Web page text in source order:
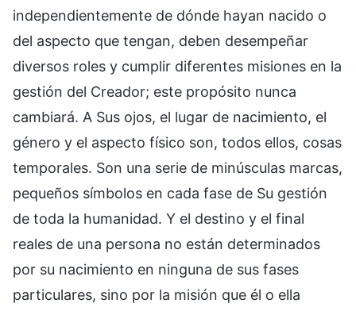
independientemente de dónde hayan nacido o
del aspecto que tengan, deben desempeñar
diversos roles y cumplir diferentes misiones en la
gestión del Creador; este propósito nunca
cambiará. A Sus ojos, el lugar de nacimiento, el
género y el aspecto físico son, todos ellos, cosas
temporales. Son una serie de minúsculas marcas,
pequeños símbolos en cada fase de Su gestión
de toda la humanidad. Y el destino y el final
reales de una persona no están determinados
por su nacimiento en ninguna de sus fases
particulares, sino por la misión que él o ella